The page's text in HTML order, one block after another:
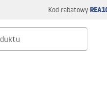
Kod rabatowy: